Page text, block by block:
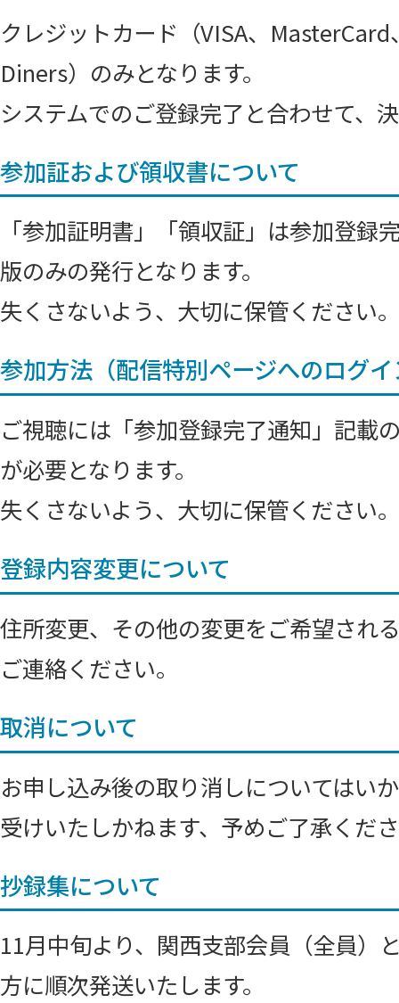
クレジットカード（VISA、MasterCard
Diners）のみとなります。
システムでのご登録完了と合わせて、
参加証および領収書について
「参加証明書」「領収証」は参加登録
版のみの発行となります。
失くさないよう、大切に保管ください。
参加方法（配信特別ページへのログ
ご視聴には「参加登録完了通知」記載
が必要となります。
失くさないよう、大切に保管ください。
登録内容変更について
住所変更、その他の変更をご希望され
ご連絡ください。
取消について
お申し込み後の取り消しについてはい
受けいたしかねます、予めご了承くだ
抄録集について
11月中旬より、関西支部会員（全員）
方に順次発送いたします。